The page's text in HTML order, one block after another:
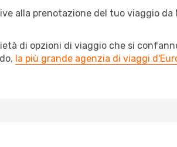
alla prenotazione del tuo viaggio da
di opzioni di viaggio che si
la più grande agenzia di viaggi